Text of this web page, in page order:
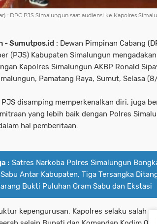
: DPC PJS Simalungun saat audiensi ke Kapolres
- Sumutpos.id : Dewan Pimpinan Cabang
(PJS) Kabupaten Simalungun
Kapolres Simalungun AKBP Ronald
Pamatang Raya, Sumut, Selasa
PJS disamping memperkenalkan diri, juga
yang lebih baik dengan Polres
hal pemberitaan.
: Satres Narkoba Polres Simalungun
Antar Kabupaten, Tiga Tersangka
Bukti Puluhan Gram Sabu dan Ekstasi
kepengurusan, Kapolres selaku salah